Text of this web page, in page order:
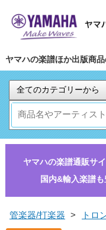
ヤマハの楽譜ほか出版商品
ヤマハの楽譜通販サイ
国内&輸入楽譜も
管楽器/打楽器 > トロ